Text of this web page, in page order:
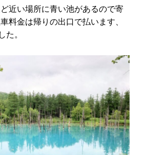
近い場所に青い池があるので寄
料金は帰りの出口で払います、
た。